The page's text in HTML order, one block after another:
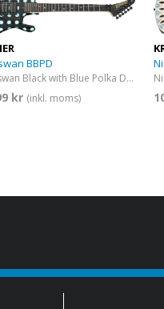
BBPD
Nightswan Black with Blue Polka Dots
kr (inkl. moms)